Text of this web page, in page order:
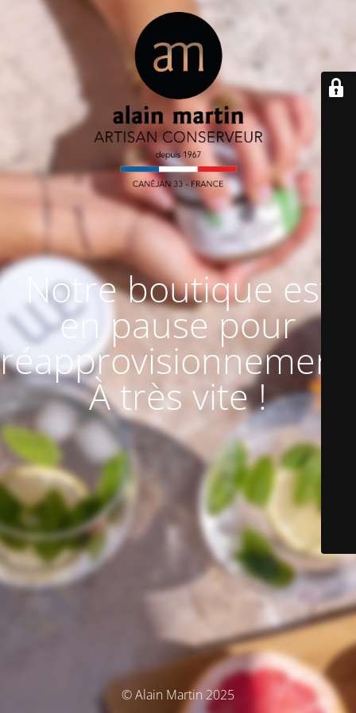
Notre boutique est
en pause pour
À très vite !
© Alain Martin 2025